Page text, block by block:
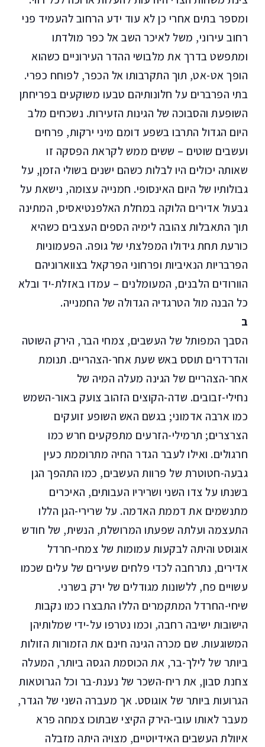
ומספר בתים אחרי כן לא עוד ידע הרחוב להעמיד פני
רחוב עירוני, משל לאיכר השב אל כפר מולדתו
ומתפשט בדרך את מלבושי ההדר העירוניים כשהוא
הופך אט-אט, תוך התקרבותו אל הכפר, לפוחח כפרי.
בתי הפרברים על חלונותיהם טבעו משוקעים בפריחתן
השופעת והסבוכה של הגינות הזעירות. נשכחים מלב
היום הגדול התרבו בשפע דומם מיני ירקות, פרחים
ועשבים שוטים – ששים ממש לקראת הפסקה זו
שאותה יכולים היו לבלות כשהם ישנים בשולי הזמן, על
גבולותיו של היום האינסופי. חמנייה עצומה, נישאת על
גבעול אדירים הלוקה במחלת האלפנטיאסיס, המתינה
תוך התאבלות צהובה לימיה הספים העצבים כשהיא
כורעת תחת גידולו המפלצתי של גופה. הפעמוניות
הפרבריות הנאיביות ופרחוני הפרקאל בצווארוניהם
הוורודים הלבנים, המעומלנים – עמדו באזלת-יד ובלא
כל הבנה מול הטרגדיה הגדולה של החמנייה.
ב
הסבך המפותל של העשבים, צמחי הבר, הירק השוטה
והדרדרים תוסס באש שעת אחר-הצהריים. תנומת
אחר-הצהריים של הגינה מעלה המיה של
נחילי-זבובים. שדה-הקוצים הזהוב צועק באור-השמש
כמו ארבה אדמוני; בגשם האש השופע זועקים
הצרצרים; תרמילי-הזרעים מתפקעים חרש כמו
חרגולים. ואילו לעבר הגדר החיה מתרוממת כעין
גבעה-חטוטרת של פרוות העשבים, כמו התהפך הגן
בשנתו על צדו השני ושריריו העבותים, האיכרים
מתנשמים את דממת האדמה. על שרירי-הגן הללו
התעצמה ועלתה שפעתו המרושלת, הנשית, של חודש
אוגוסט והיתה לבקעות עמומות של צמחי-חרדל
אדירים, נתרחבה לכדי פלחים שעירים של עלים שכמו
עשויים פח, ללשונות מגודלים של ירק בשרני.
שיחי-החרדל המתקמרים הללו התבצרו כמו נקבות
הישובות ישיבה רחבה, וכמו נטרפו על-ידי שמלותיהן
המשוגעות. שם מכרה הגינה חינם את הזמורות הזולות
ביותר של לילך-בר, את הכוסמת הגסה ביותר, המעלה
צחנת סבון, את ריח-השכר של נענת-בר וכל הגרוטאות
הגרועות ביותר של אוגוסט. אך מעברה השני של הגדר,
מעבר לאותו עובי-הירק הקיצי שבתוכו צמחה פרא
איוולת העשבים האידיוטיים, מצויה היתה מזבלה